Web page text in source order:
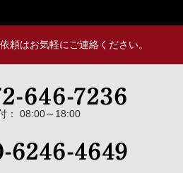
頼はお気軽にご連絡ください。
： 08:00～18:00